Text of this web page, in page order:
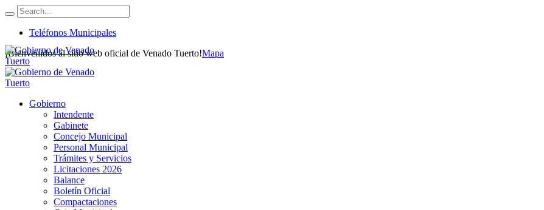
Teléfonos Municipales
¡Bienvenidos al sitio web oficial de Venado Tuerto!Mapa
Gobierno
Intendente
Gabinete
Concejo Municipal
Personal Municipal
Trámites y Servicios
Licitaciones 2026
Balance
Boletín Oficial
Compactaciones